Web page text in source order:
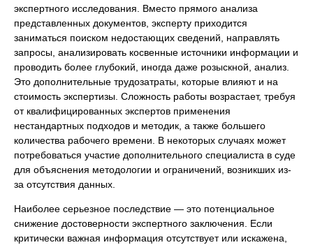
экспертного исследования. Вместо прямого анализа
представленных документов, эксперту приходится
заниматься поиском недостающих сведений, направлять
запросы, анализировать косвенные источники информации и
проводить более глубокий, иногда даже розыскной, анализ.
Это дополнительные трудозатраты, которые влияют и на
стоимость экспертизы. Сложность работы возрастает, требуя
от квалифицированных экспертов применения
нестандартных подходов и методик, а также большего
количества рабочего времени. В некоторых случаях может
потребоваться участие дополнительного специалиста в суде
для объяснения методологии и ограничений, возникших из-
за отсутствия данных.
Наиболее серьезное последствие — это потенциальное
снижение достоверности экспертного заключения. Если
критически важная информация отсутствует или искажена,